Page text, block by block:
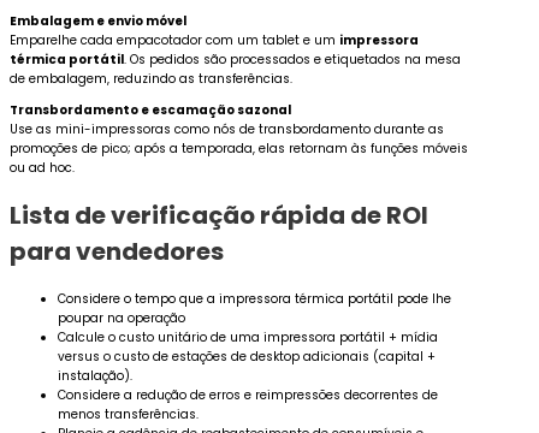
Embalagem e envio móvel
Emparelhe cada empacotador com um tablet e um impressora
térmica portátil. Os pedidos são processados e etiquetados na mesa
de embalagem, reduzindo as transferências.
Transbordamento e escamação sazonal
Use as mini-impressoras como nós de transbordamento durante as
promoções de pico; após a temporada, elas retornam às funções móveis
ou ad hoc.
Lista de verificação rápida de ROI
para vendedores
Considere o tempo que a impressora térmica portátil pode lhe
poupar na operação
Calcule o custo unitário de uma impressora portátil + mídia
versus o custo de estações de desktop adicionais (capital +
instalação).
Considere a redução de erros e reimpressões decorrentes de
menos transferências.